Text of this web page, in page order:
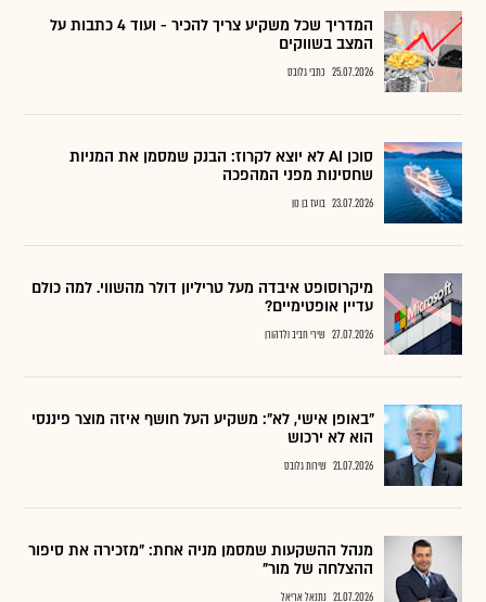
המדריך שכל משקיע צריך להכיר - ועוד 4 כתבות על
המצב בשווקים
25.07.2026 כתבי גלובס
סוכן AI לא יוצא לקרוז: הבנק שמסמן את המניות
שחסינות מפני המהפכה
23.07.2026 בועז בן נון
מיקרוסופט איבדה מעל טריליון דולר מהשווי. למה כולם
עדיין אופטימיים?
27.07.2026 שירי חביב ולדהורן
"באופן אישי, לא": משקיע העל חושף איזה מוצר פיננסי
הוא לא ירכוש
21.07.2026 שירות גלובס
מנהל ההשקעות שמסמן מניה אחת: "מזכירה את סיפור
ההצלחה של מור"
21.07.2026 נתנאל אריאל